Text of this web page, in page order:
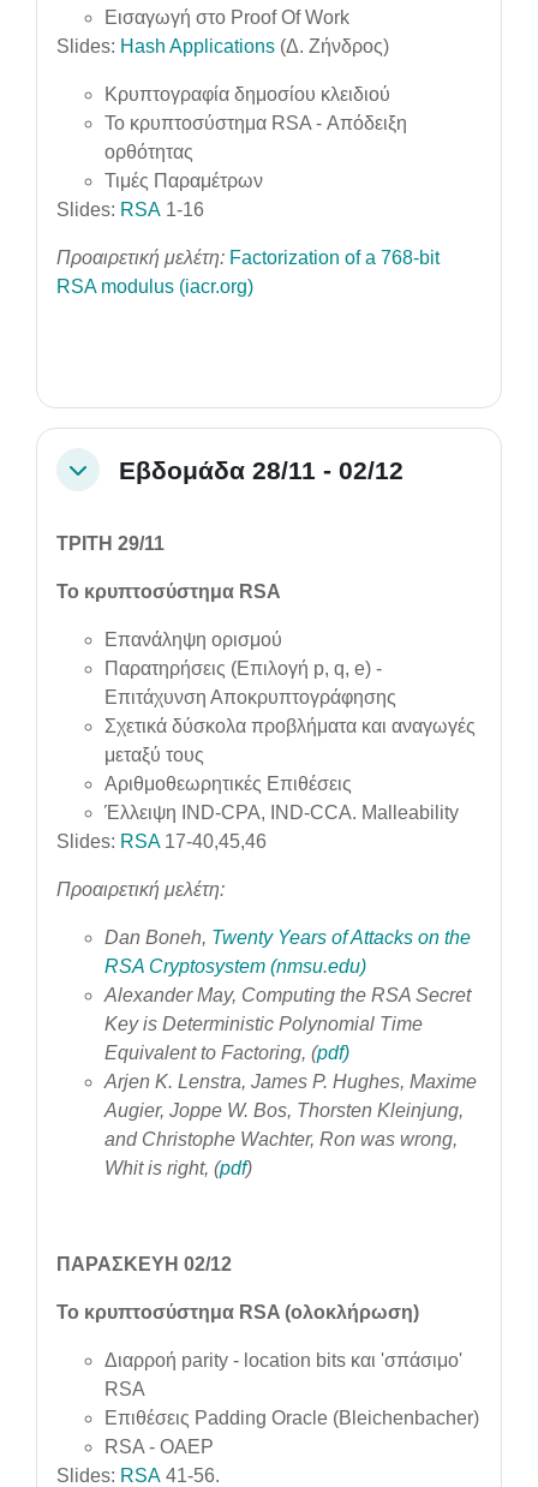
Εισαγωγή στο Proof Of Work
Slides: Hash Applications (Δ. Ζήνδρος)
Κρυπτογραφία δημοσίου κλειδιού
To κρυπτοσύστημα RSA - Απόδειξη
ορθότητας
Τιμές Παραμέτρων
Slides: RSA 1-16
Προαιρετική μελέτη: Factorization of a 768-bit
RSA modulus (iacr.org)
CollapseΕβδομάδα 28/11 - 02/12
ΤΡΙΤΗ 29/11
Το κρυπτοσύστημα RSA
Επανάληψη ορισμού
Παρατηρήσεις (Επιλογή p, q, e) -
Επιτάχυνση Αποκρυπτογράφησης
Σχετικά δύσκολα προβλήματα και αναγωγές
μεταξύ τους
Αριθμοθεωρητικές Επιθέσεις
Έλλειψη IND-CPA, IND-CCA. Malleability
Slides: RSA 17-40,45,46
Προαιρετική μελέτη:
Dan Boneh, Twenty Years of Attacks on the
RSA Cryptosystem (nmsu.edu)
Alexander May, Computing the RSA Secret
Key is Deterministic Polynomial Time
Equivalent to Factoring, (pdf)
Arjen K. Lenstra, James P. Hughes, Maxime
Augier, Joppe W. Bos, Thorsten Kleinjung,
and Christophe Wachter, Ron was wrong,
Whit is right, (pdf)
ΠΑΡΑΣΚΕΥΗ 02/12
Το κρυπτοσύστημα RSA (ολοκλήρωση)
Διαρροή parity - location bits και 'σπάσιμο'
RSA
Επιθέσεις Padding Oracle (Bleichenbacher)
RSA - OAEP
Slides: RSA 41-56.